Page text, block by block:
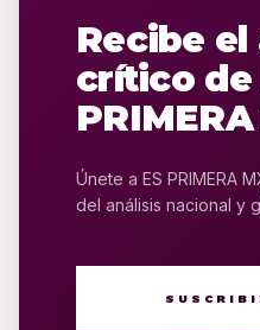
Recibe el
crítico de
Únete a ES PRIMERA
del análisis nacional y